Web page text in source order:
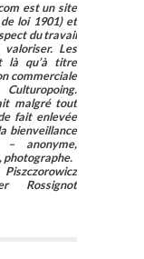
est un site
loi 1901) et
du travail
Les
là qu’à titre
commerciale
malgré tout
fait enlevée
bienveillance
anonyme,
photographe.
Rossignot